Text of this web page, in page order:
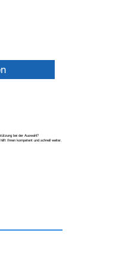
bei der Auswahl?
Ihnen kompetent und schnell weiter.